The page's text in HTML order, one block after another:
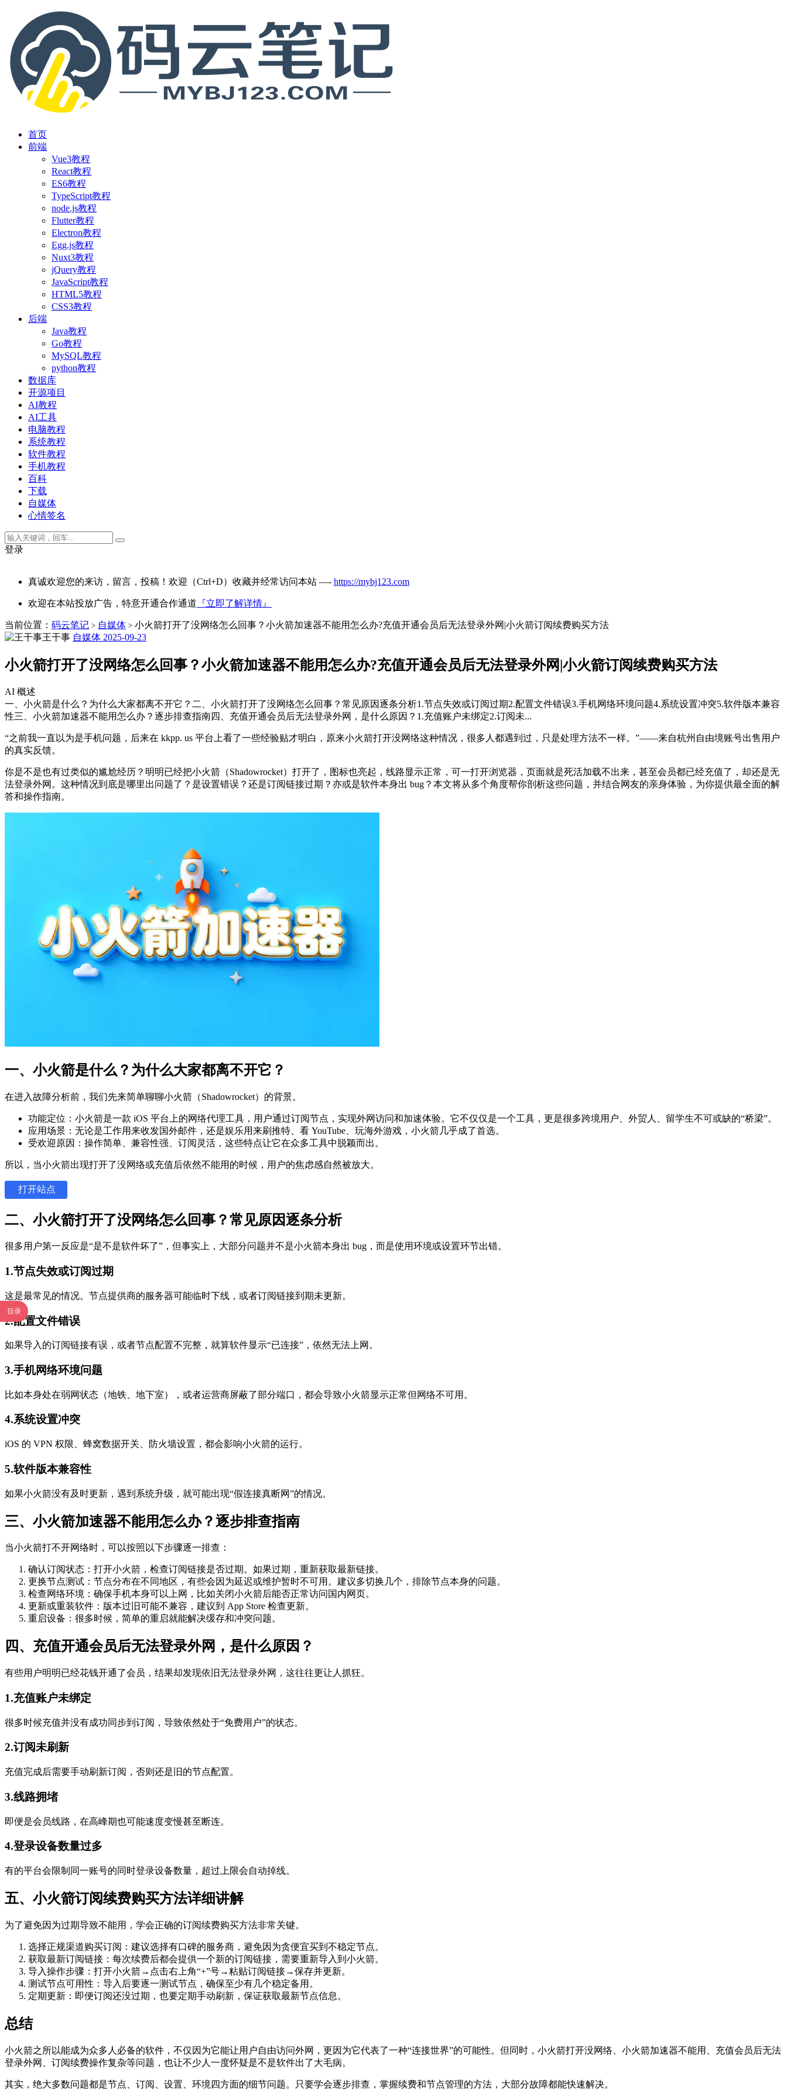
首页
前端
Vue3教程
React教程
ES6教程
TypeScript教程
node.js教程
Flutter教程
Electron教程
Egg.js教程
Nuxt3教程
jQuery教程
JavaScript教程
HTML5教程
CSS3教程
后端
Java教程
Go教程
MySQL教程
python教程
数据库
开源项目
AI教程
AI工具
电脑教程
系统教程
软件教程
手机教程
百科
下载
自媒体
心情签名
登录
真诚欢迎您的来访，留言，投稿！欢迎（Ctrl+D）收藏并经常访问本站 —- https://mybj123.com
欢迎在本站投放广告，特意开通合作通道 『立即了解详情』
当前位置： 码云笔记 > 自媒体 > 小火箭打开了没网络怎么回事？小火箭加速器不能用怎么办?充值开通会员后无法登录外网|小火箭订阅续费购买方法
王干事 自媒体 2025-09-23
小火箭打开了没网络怎么回事？小火箭加速器不能用怎么办?充值开通会员后无法登录外网|小火箭订阅续费购买方法
AI 概述
一、小火箭是什么？为什么大家都离不开它？二、小火箭打开了没网络怎么回事？常见原因逐条分析1.节点失效或订阅过期2.配置文件错误3.手机网络环境问题4.系统设置冲突5.软件版本兼容
性三、小火箭加速器不能用怎么办？逐步排查指南四、充值开通会员后无法登录外网，是什么原因？1.充值账户未绑定2.订阅未...
目录
“之前我一直以为是手机问题，后来在 kkpp. us 平台上看了一些经验贴才明白，原来小火箭打开没网络这种情况，很多人都遇到过，只是处理方法不一样。”——来自杭州自由境账号出售用户
的真实反馈。
你是不是也有过类似的尴尬经历？明明已经把小火箭（Shadowrocket）打开了，图标也亮起，线路显示正常，可一打开浏览器，页面就是死活加载不出来，甚至会员都已经充值了，却还是无
法登录外网。这种情况到底是哪里出问题了？是设置错误？还是订阅链接过期？亦或是软件本身出 bug？本文将从多个角度帮你剖析这些问题，并结合网友的亲身体验，为你提供最全面的解
答和操作指南。
一、小火箭是什么？为什么大家都离不开它？
在进入故障分析前，我们先来简单聊聊小火箭（Shadowrocket）的背景。
功能定位：小火箭是一款 iOS 平台上的网络代理工具，用户通过订阅节点，实现外网访问和加速体验。它不仅仅是一个工具，更是很多跨境用户、外贸人、留学生不可或缺的“桥梁”。
应用场景：无论是工作用来收发国外邮件，还是娱乐用来刷推特、看 YouTube、玩海外游戏，小火箭几乎成了首选。
受欢迎原因：操作简单、兼容性强、订阅灵活，这些特点让它在众多工具中脱颖而出。
所以，当小火箭出现打开了没网络或充值后依然不能用的时候，用户的焦虑感自然被放大。
打开站点
二、小火箭打开了没网络怎么回事？常见原因逐条分析
很多用户第一反应是“是不是软件坏了”，但事实上，大部分问题并不是小火箭本身出 bug，而是使用环境或设置环节出错。
1.节点失效或订阅过期
这是最常见的情况。节点提供商的服务器可能临时下线，或者订阅链接到期未更新。
2.配置文件错误
如果导入的订阅链接有误，或者节点配置不完整，就算软件显示“已连接”，依然无法上网。
3.手机网络环境问题
比如本身处在弱网状态（地铁、地下室），或者运营商屏蔽了部分端口，都会导致小火箭显示正常但网络不可用。
4.系统设置冲突
iOS 的 VPN 权限、蜂窝数据开关、防火墙设置，都会影响小火箭的运行。
5.软件版本兼容性
如果小火箭没有及时更新，遇到系统升级，就可能出现“假连接真断网”的情况。
三、小火箭加速器不能用怎么办？逐步排查指南
当小火箭打不开网络时，可以按照以下步骤逐一排查：
确认订阅状态：打开小火箭，检查订阅链接是否过期。如果过期，重新获取最新链接。
更换节点测试：节点分布在不同地区，有些会因为延迟或维护暂时不可用。建议多切换几个，排除节点本身的问题。
检查网络环境：确保手机本身可以上网，比如关闭小火箭后能否正常访问国内网页。
更新或重装软件：版本过旧可能不兼容，建议到 App Store 检查更新。
重启设备：很多时候，简单的重启就能解决缓存和冲突问题。
四、充值开通会员后无法登录外网，是什么原因？
有些用户明明已经花钱开通了会员，结果却发现依旧无法登录外网，这往往更让人抓狂。
1.充值账户未绑定
很多时候充值并没有成功同步到订阅，导致依然处于“免费用户”的状态。
2.订阅未刷新
充值完成后需要手动刷新订阅，否则还是旧的节点配置。
3.线路拥堵
即便是会员线路，在高峰期也可能速度变慢甚至断连。
4.登录设备数量过多
有的平台会限制同一账号的同时登录设备数量，超过上限会自动掉线。
五、小火箭订阅续费购买方法详细讲解
为了避免因为过期导致不能用，学会正确的订阅续费购买方法非常关键。
选择正规渠道购买订阅：建议选择有口碑的服务商，避免因为贪便宜买到不稳定节点。
获取最新订阅链接：每次续费后都会提供一个新的订阅链接，需要重新导入到小火箭。
导入操作步骤：打开小火箭→点击右上角“+”号→粘贴订阅链接→保存并更新。
测试节点可用性：导入后要逐一测试节点，确保至少有几个稳定备用。
定期更新：即便订阅还没过期，也要定期手动刷新，保证获取最新节点信息。
总结
小火箭之所以能成为众多人必备的软件，不仅因为它能让用户自由访问外网，更因为它代表了一种“连接世界”的可能性。但同时，小火箭打开没网络、小火箭加速器不能用、充值会员后无法
登录外网、订阅续费操作复杂等问题，也让不少人一度怀疑是不是软件出了大毛病。
其实，绝大多数问题都是节点、订阅、设置、环境四方面的细节问题。只要学会逐步排查，掌握续费和节点管理的方法，大部分故障都能快速解决。